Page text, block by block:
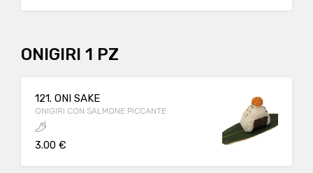
ONIGIRI 1 PZ
121. ONI SAKE
ONIGIRI CON SALMONE PICCANTE
3.00 €